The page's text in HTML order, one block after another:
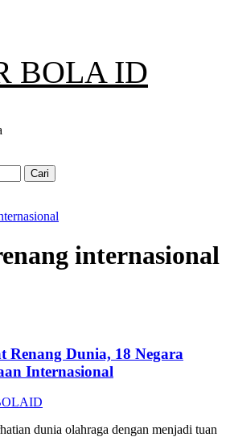
BOLA ID
internasional
Renang Dunia, 18 Negara
Internasional
dunia olahraga dengan menjadi tuan